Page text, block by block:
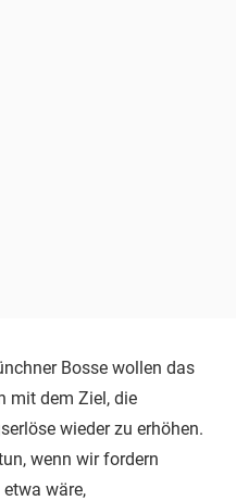
Bosse wollen das
mit dem Ziel, die
wieder zu erhöhen.
wenn wir fordern
wäre,